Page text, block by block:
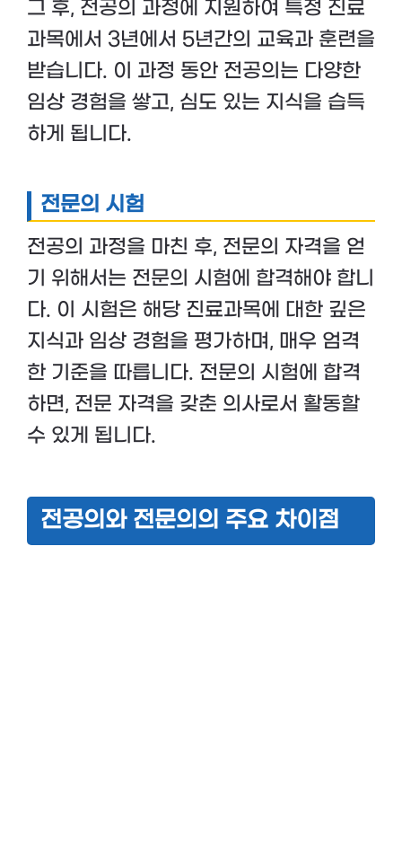
그 후, 전공의 과정에 지원하여 특정 진료
과목에서 3년에서 5년간의 교육과 훈련을
받습니다. 이 과정 동안 전공의는 다양한
임상 경험을 쌓고, 심도 있는 지식을 습득
하게 됩니다.
전문의 시험
전공의 과정을 마친 후, 전문의 자격을 얻
기 위해서는 전문의 시험에 합격해야 합니
다. 이 시험은 해당 진료과목에 대한 깊은
지식과 임상 경험을 평가하며, 매우 엄격
한 기준을 따릅니다. 전문의 시험에 합격
하면, 전문 자격을 갖춘 의사로서 활동할
수 있게 됩니다.
전공의와 전문의의 주요 차이점